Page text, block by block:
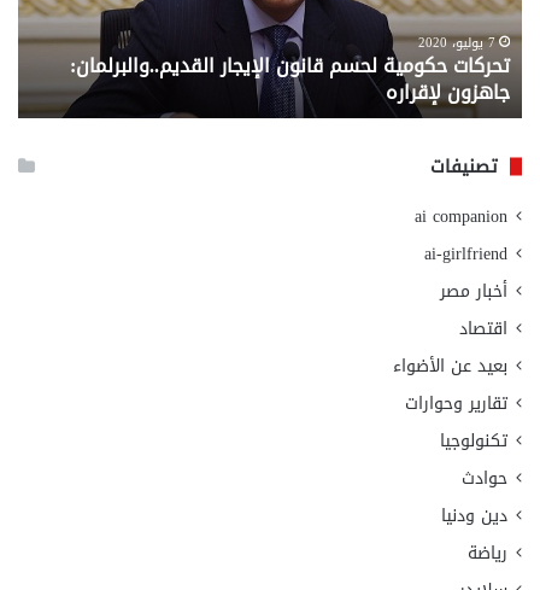
جاهزون
لإقراره
7 يوليو، 2020
تحركات حكومية لحسم قانون الإيجار القديم..والبرلمان:
جاهزون لإقراره
من
تصنيفات
ai companion
ai-girlfriend
أخبار مصر
اقتصاد
بعيد عن الأضواء
تقارير وحوارات
تكنولوجيا
حوادث
دين ودنيا
رياضة